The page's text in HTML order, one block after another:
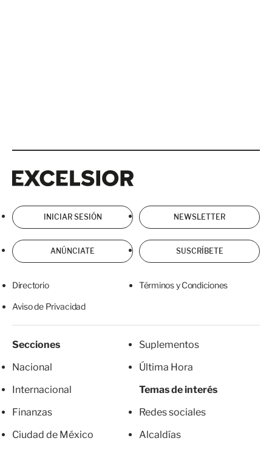
INICIAR SESIÓN NEWSLETTER
ANÚNCIATE SUSCRÍBETE
Directorio Términos y Condiciones
Aviso de Privacidad
Secciones
Nacional
Internacional
Finanzas
Ciudad de México
Suplementos
Última Hora
Temas de interés
Redes sociales
Alcaldías